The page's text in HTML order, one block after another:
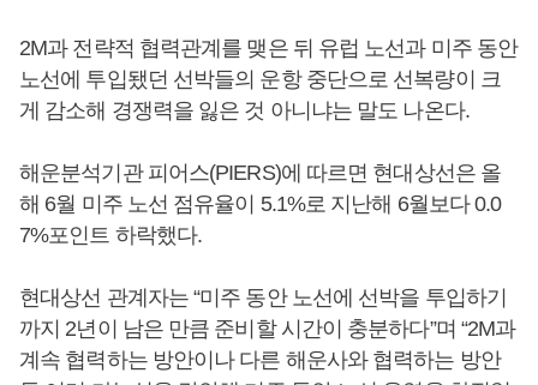
2M과 전략적 협력관계를 맺은 뒤 유럽 노선과 미주 동안
노선에 투입됐던 선박들의 운항 중단으로 선복량이 크
게 감소해 경쟁력을 잃은 것 아니냐는 말도 나온다.
해운분석기관 피어스(PIERS)에 따르면 현대상선은 올
해 6월 미주 노선 점유율이 5.1%로 지난해 6월보다 0.0
7%포인트 하락했다.
현대상선 관계자는 “미주 동안 노선에 선박을 투입하기
까지 2년이 남은 만큼 준비할 시간이 충분하다”며 “2M과
계속 협력하는 방안이나 다른 해운사와 협력하는 방안